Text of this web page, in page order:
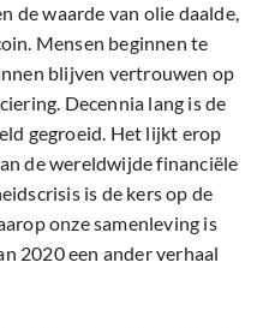
de waarde van olie daalde,
Mensen beginnen te
blijven vertrouwen op
Decennia lang is de
gegroeid. Het lijkt erop
de wereldwijde financiële
is de kers op de
onze samenleving is
2020 een ander verhaal